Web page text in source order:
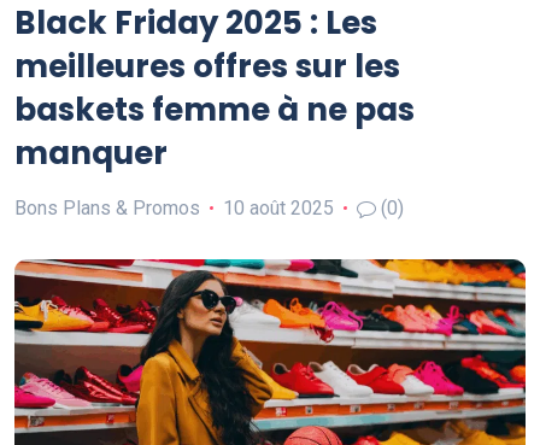
Black Friday 2025 : Les
meilleures offres sur les
baskets femme à ne pas
manquer
Bons Plans & Promos 10 août 2025 (0)